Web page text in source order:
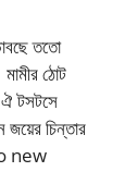
ততো
ঠোট
টসটসে
জয়ের চিন্তার
new